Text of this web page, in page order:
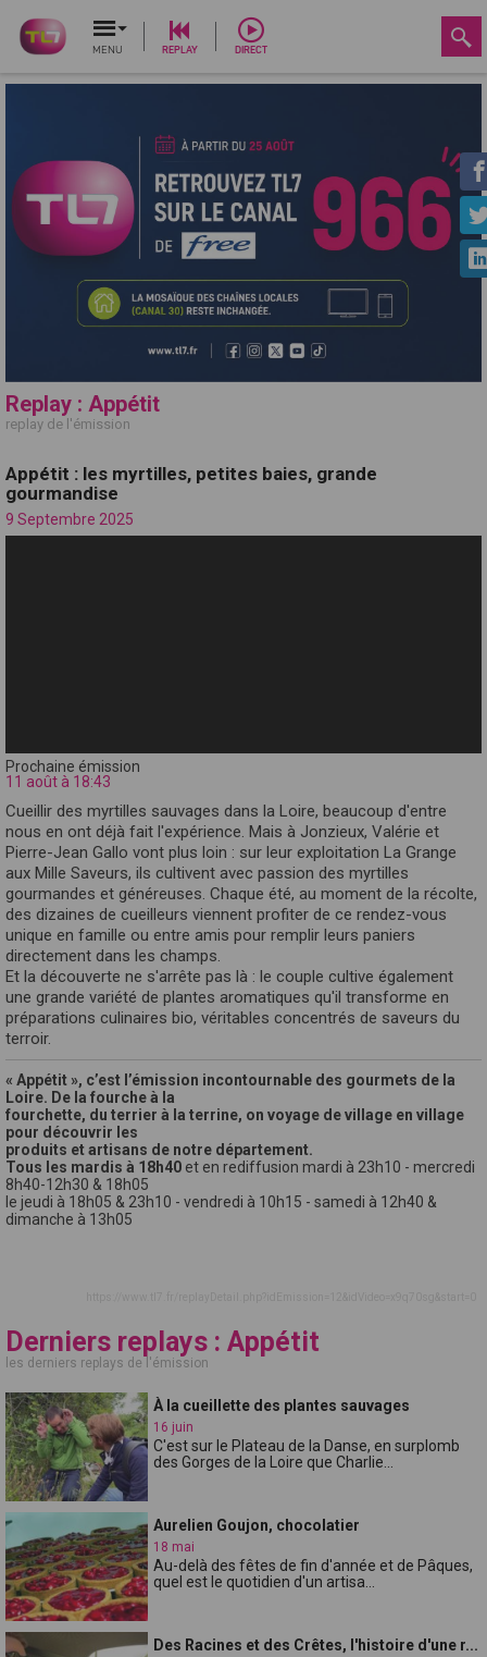
MENU REPLAY DIRECT
Replay : Appétit
replay de l'émission
Appétit : les myrtilles, petites baies, grande
gourmandise
9 Septembre 2025
Prochaine émission
11 août à 18:43
Cueillir des myrtilles sauvages dans la Loire, beaucoup d'entre
nous en ont déjà fait l'expérience. Mais à Jonzieux, Valérie et
Pierre-Jean Gallo vont plus loin : sur leur exploitation La Grange
aux Mille Saveurs, ils cultivent avec passion des myrtilles
gourmandes et généreuses. Chaque été, au moment de la récolte,
des dizaines de cueilleurs viennent profiter de ce rendez-vous
unique en famille ou entre amis pour remplir leurs paniers
directement dans les champs.
Et la découverte ne s'arrête pas là : le couple cultive également
une grande variété de plantes aromatiques qu'il transforme en
préparations culinaires bio, véritables concentrés de saveurs du
terroir.
« Appétit », c’est l’émission incontournable des gourmets de la
Loire. De la fourche à la
fourchette, du terrier à la terrine, on voyage de village en village
pour découvrir les
produits et artisans de notre département.
Tous les mardis à 18h40 et en rediffusion mardi à 23h10 - mercredi
8h40-12h30 & 18h05
le jeudi à 18h05 & 23h10 - vendredi à 10h15 - samedi à 12h40 &
dimanche à 13h05
Derniers replays : Appétit
les derniers replays de l'émission
À la cueillette des plantes sauvages
16 juin
C'est sur le Plateau de la Danse, en surplomb
des Gorges de la Loire que Charlie...
Aurelien Goujon, chocolatier
18 mai
Au-delà des fêtes de fin d'année et de Pâques,
quel est le quotidien d'un artisa...
Des Racines et des Crêtes, l'histoire d'une r...